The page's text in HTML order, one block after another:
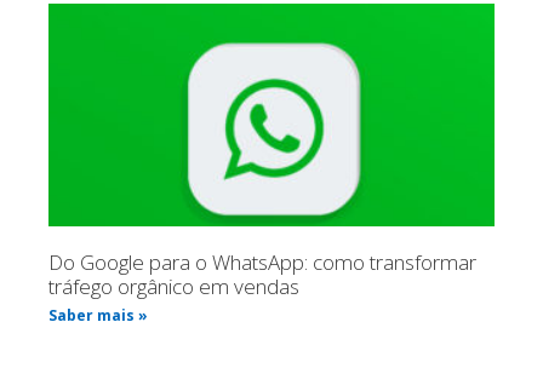
Do Google para o WhatsApp: como transformar
tráfego orgânico em vendas
Saber mais »